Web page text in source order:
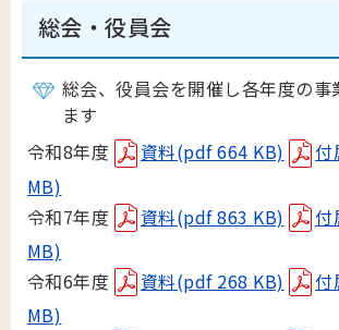
総会・役員会
総会、役員会を開催し各年度の事
ます
令和8年度
資料(pdf 664 KB)
付
MB)
令和7年度
資料(pdf 863 KB)
付
MB)
令和6年度
資料(pdf 268 KB)
付
MB)